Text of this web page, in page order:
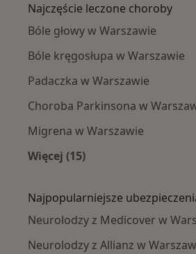
Najczęście leczone choroby
Bóle głowy w Warszawie
Bóle kręgosłupa w Warszawie
Padaczka w Warszawie
Choroba Parkinsona w
Migrena w Warszawie
Więcej (15)
Najpopularniejsze
Neurolodzy z Medicover w
Neurolodzy z Allianz w